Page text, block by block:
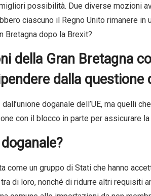
possibilità. Due diverse mozioni
ciascuno il Regno Unito rimanere in
Bretagna dopo la Brexit?
della Gran Bretagna
dalla questione
doganale dell’UE, ma quelli
con il blocco in parte per assicurare
doganale?
come un gruppo di Stati che hanno
di loro, nonché di ridurre altri requisiti